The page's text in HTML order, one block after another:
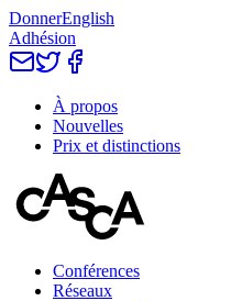
DonnerEnglish
Adhésion
À propos
Nouvelles
Prix et distinctions
Conférences
Réseaux